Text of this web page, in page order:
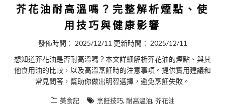
芥花油耐高溫嗎？完整解析煙點、使
用技巧與健康影響
發佈時間： 2025/12/11 更新時間： 2025/12/11
想知道芥花油是否耐高溫嗎？本文詳細解析芥花油的煙點、與其
他食用油的比較，以及高溫烹飪時的注意事項。提供實用建議和
常見問答，幫助你做出明智選擇，避免烹飪失敗。
美食記 烹飪技巧, 耐高溫油, 芥花油